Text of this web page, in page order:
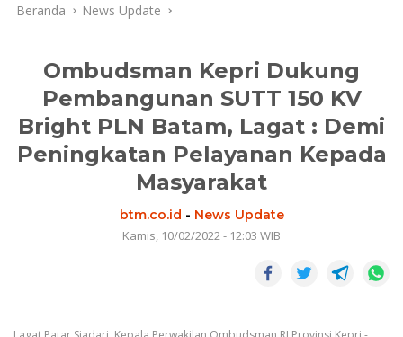
Beranda News Update
Ombudsman Kepri Dukung
Pembangunan SUTT 150 KV
Bright PLN Batam, Lagat : Demi
Peningkatan Pelayanan Kepada
Masyarakat
btm.co.id - News Update
Kamis, 10/02/2022 - 12:03 WIB